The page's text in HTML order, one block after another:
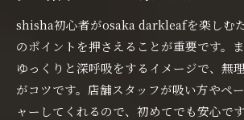
shisha初心者がosaka darkleafを楽しむ
のポイントを押さえることが重要です。
ゆっくりと深呼吸をするイメージで、無
がコツです。店舗スタッフが吸い方やペ
ャーしてくれるので、初めてでも安心で